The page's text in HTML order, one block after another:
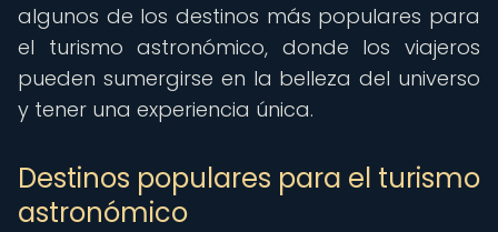
algunos de los destinos más populares para
el turismo astronómico, donde los viajeros
pueden sumergirse en la belleza del universo
y tener una experiencia única.
Destinos populares para el turismo
astronómico